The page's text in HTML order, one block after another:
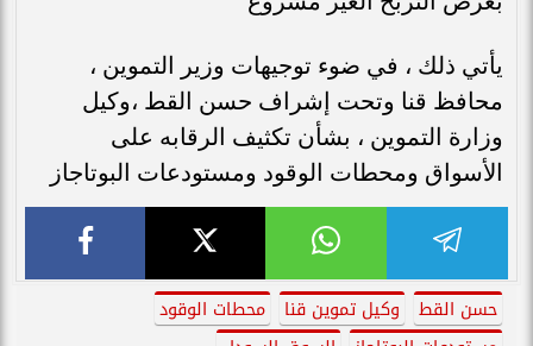
يأتي ذلك ، في ضوء توجيهات وزير التموين ،
محافظ قنا وتحت إشراف حسن القط ،وكيل
وزارة التموين ، بشأن تكثيف الرقابه على
الأسواق ومحطات الوقود ومستودعات البوتاجاز
حسن القط وكيل تموين قنا
محطات الوقود